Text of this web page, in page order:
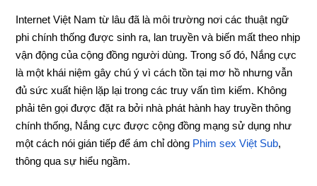
Internet Việt Nam từ lâu đã là môi trường nơi các thuật ngữ
phi chính thống được sinh ra, lan truyền và biến mất theo nhịp
vận động của cộng đồng người dùng. Trong số đó, Nắng cực
là một khái niệm gây chú ý vì cách tồn tại mơ hồ nhưng vẫn
đủ sức xuất hiện lặp lại trong các truy vấn tìm kiếm. Không
phải tên gọi được đặt ra bởi nhà phát hành hay truyền thông
chính thống, Nắng cực được cộng đồng mạng sử dụng như
một cách nói gián tiếp để ám chỉ dòng Phim sex Việt Sub,
thông qua sự hiểu ngầm.